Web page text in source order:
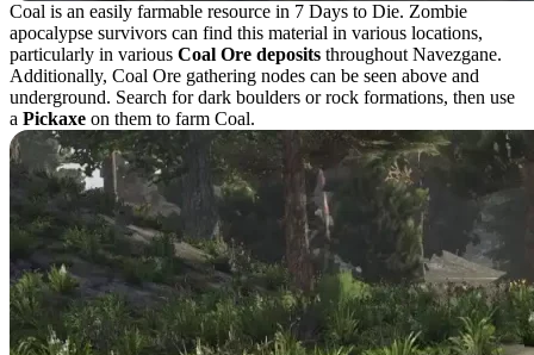
Coal is an easily farmable resource in 7 Days to Die. Zombie
apocalypse survivors can find this material in various locations,
particularly in various Coal Ore deposits throughout Navezgane.
Additionally, Coal Ore gathering nodes can be seen above and
underground. Search for dark boulders or rock formations, then use
a Pickaxe on them to farm Coal.